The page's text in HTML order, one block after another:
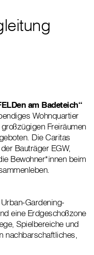
am Badeteich“
Wohnquartier
Freiräumen
Die Caritas
Bauträger EGW,
Bewohner*innen beim
Gardening-
eine Erdgeschoßzone
Spielbereiche und
nachbarschaftliches,